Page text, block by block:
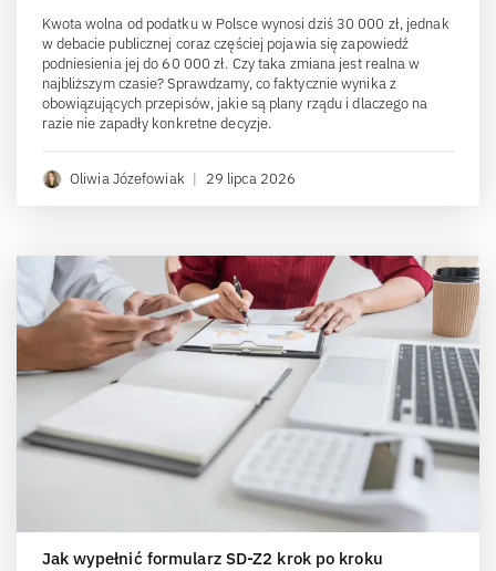
Kwota wolna od podatku w Polsce wynosi dziś 30 000 zł, jednak
w debacie publicznej coraz częściej pojawia się zapowiedź
podniesienia jej do 60 000 zł. Czy taka zmiana jest realna w
najbliższym czasie? Sprawdzamy, co faktycznie wynika z
obowiązujących przepisów, jakie są plany rządu i dlaczego na
razie nie zapadły konkretne decyzje.
Oliwia Józefowiak | 29 lipca 2026
Jak wypełnić formularz SD-Z2 krok po kroku